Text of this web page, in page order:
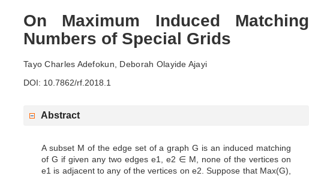
On Maximum Induced Matching
Numbers of Special Grids
Tayo Charles Adefokun, Deborah Olayide Ajayi
DOI: 10.7862/rf.2018.1
Abstract
A subset M of the edge set of a graph G is an induced matching
of G if given any two edges e1, e2 ∈ M, none of the vertices on
e1 is adjacent to any of the vertices on e2. Suppose that Max(G),